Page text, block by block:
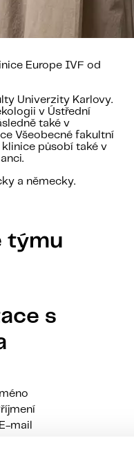
Europe IVF od
Univerzity Karlovy.
v Ústřední
také v
Všeobecné fakultní
klinice působí také v
a německy.
týmu
s
E-mail